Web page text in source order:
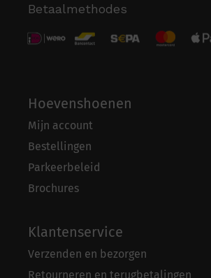
Betaalmethodes
Hoevenshoenen
Mijn account
Bestellingen
Parkeerbeleid
Brochures
Klantenservice
Verzenden en bezorgen
Retourneren en terugbetalingen